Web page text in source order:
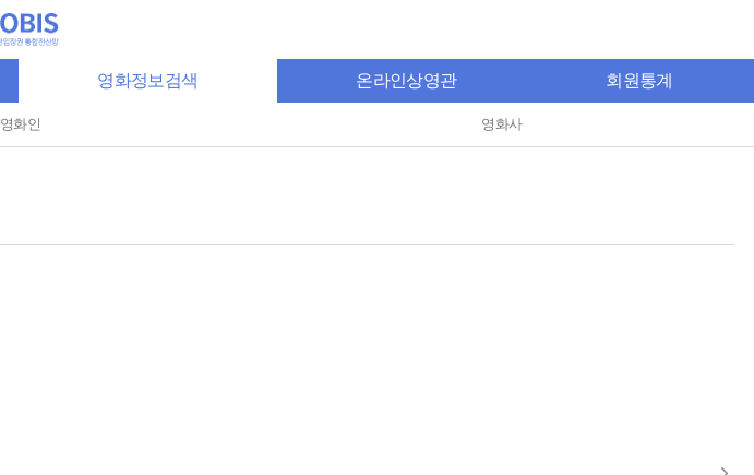
영화정보검색 온라인상영관 회원통계
영화인 영화사